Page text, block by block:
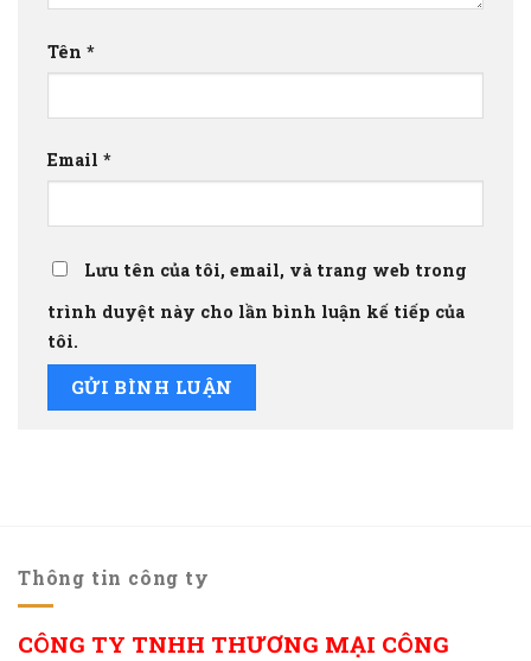
Tên *
Email *
Lưu tên của tôi, email, và trang web trong
trình duyệt này cho lần bình luận kế tiếp của
tôi.
Thông tin công ty
CÔNG TY TNHH THƯƠNG MẠI CÔNG